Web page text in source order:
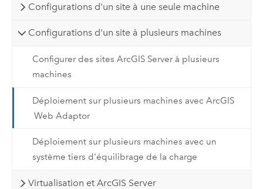
Configurations d'un site à une seule machine
Configurations d'un site à plusieurs machines
Configurer des sites ArcGIS Server à plusieurs
machines
Déploiement sur plusieurs machines avec ArcGIS
Web Adaptor
Déploiement sur plusieurs machines avec un
système tiers d'équilibrage de la charge
Virtualisation et ArcGIS Server